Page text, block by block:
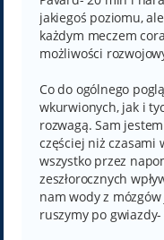
jakiegoś poziomu,
każdym meczem
możliwości
Co do ogólnego
wkurwionych, jak i
rozwagą. Sam
częściej niż czasami
wszystko przez
zeszłorocznych
nam wody z
ruszymy po